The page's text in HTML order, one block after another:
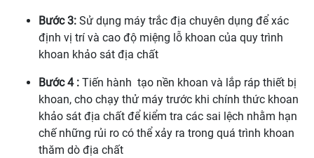
Bước 3: Sử dụng máy trắc địa chuyên dụng để xác
định vị trí và cao độ miệng lỗ khoan của quy trình
khoan khảo sát địa chất
Bước 4 : Tiến hành tạo nền khoan và lắp ráp thiết bị
khoan, cho chạy thử máy trước khi chính thức khoan
khảo sát địa chất để kiểm tra các sai lệch nhằm hạn
chế những rủi ro có thể xảy ra trong quá trình khoan
thăm dò địa chất